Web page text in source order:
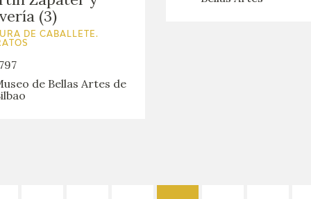
(3)
DE CABALLETE.
de Bellas Artes de